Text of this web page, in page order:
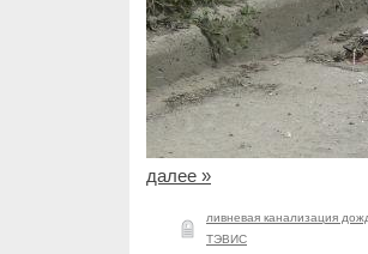
далее »
ливневая канализация
ТЭВИС